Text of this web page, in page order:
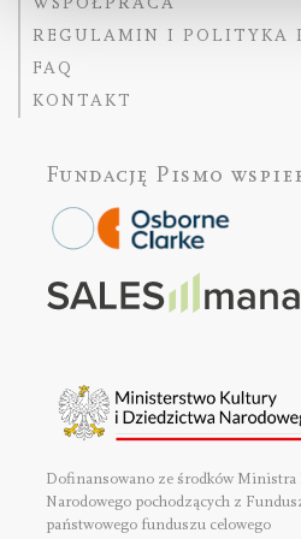
REGULAMIN I POLITYKA
FAQ
KONTAKT
Fundację Pismo
Dofinansowano ze środków
Narodowego pochodzących z
państwowego funduszu celowego